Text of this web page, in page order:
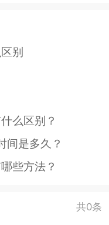
别
么区别？
间是多久？
些方法？
共0条